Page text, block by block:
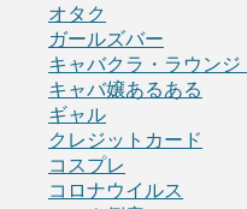
オタク
ガールズバー
キャバクラ・ラウンジ
キャバ嬢あるある
ギャル
クレジットカード
コスプレ
コロナウイルス